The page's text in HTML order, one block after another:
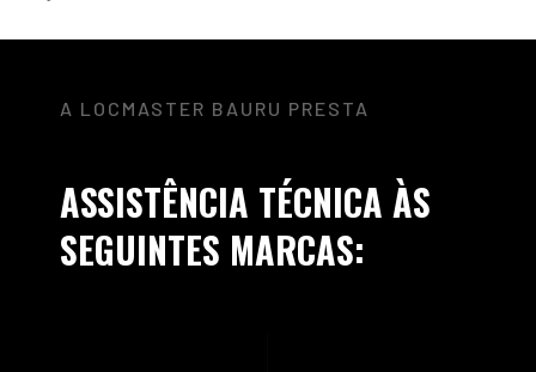
A LOCMASTER BAURU PRESTA
ASSISTÊNCIA TÉCNICA ÀS
SEGUINTES MARCAS: